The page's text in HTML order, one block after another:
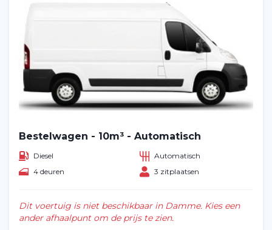
Bestelwagen - 10m³ - Automatisch
Diesel
Automatisch
4 deuren
3 zitplaatsen
Dit voertuig is niet beschikbaar in Damme. Kies een
ander afhaalpunt om de prijs te zien.